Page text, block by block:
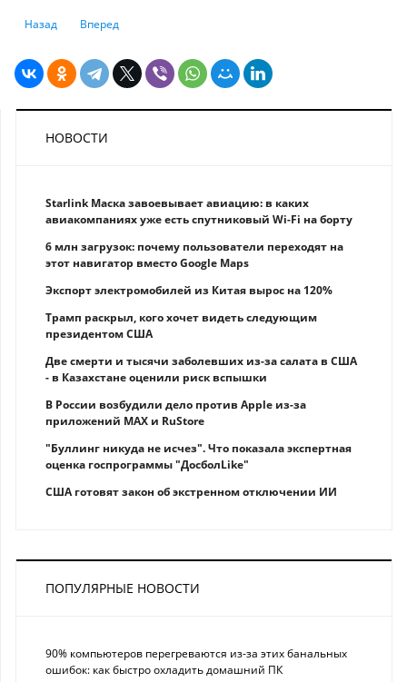
Предыдущий: Россия и Китай останутся для нас приоритетами и
Назад Следующий: Как становятся лидерами современные
Вперед
НОВОСТИ
Starlink Маска завоевывает авиацию: в каких
авиакомпаниях уже есть спутниковый Wi-Fi на борту
6 млн загрузок: почему пользователи переходят на
этот навигатор вместо Google Maps
Экспорт электромобилей из Китая вырос на 120%
Трамп раскрыл, кого хочет видеть следующим
президентом США
Две смерти и тысячи заболевших из-за салата в США
- в Казахстане оценили риск вспышки
В России возбудили дело против Apple из-за
приложений MAX и RuStore
"Буллинг никуда не исчез". Что показала экспертная
оценка госпрограммы "ДосболLike"
США готовят закон об экстренном отключении ИИ
ПОПУЛЯРНЫЕ НОВОСТИ
90% компьютеров перегреваются из-за этих банальных
ошибок: как быстро охладить домашний ПК